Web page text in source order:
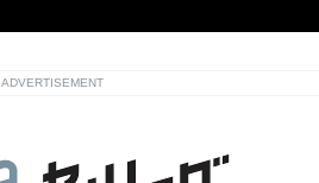
ADVERTISEMENT